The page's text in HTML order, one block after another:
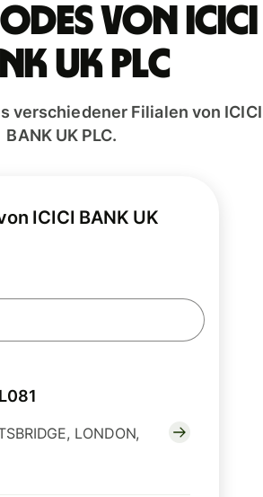
von ICICI
UK PLC
verschiedener Filialen von ICICI
BANK UK PLC.
ICICI BANK UK
LONDON,